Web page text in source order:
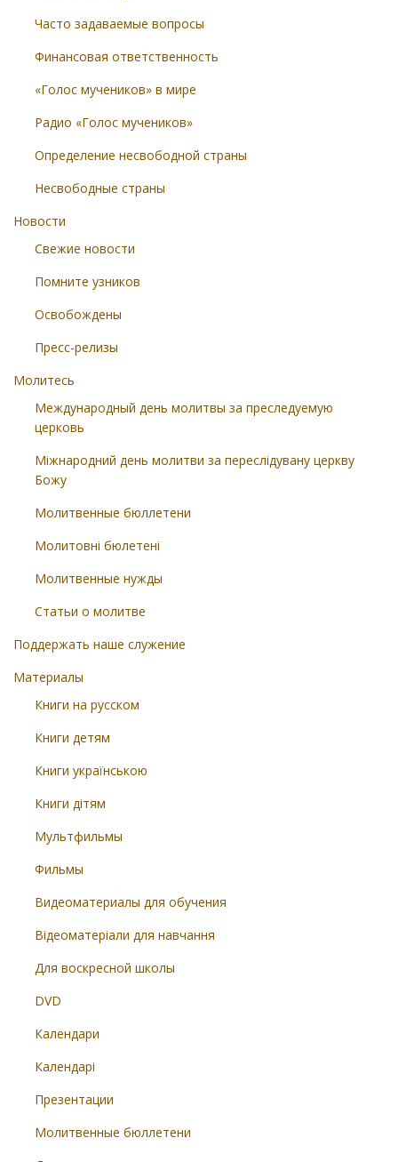
Часто задаваемые вопросы
Финансовая ответственность
«Голос мучеников» в мире
Радио «Голос мучеников»
Определение несвободной страны
Несвободные страны
Новости
Свежие новости
Помните узников
Освобождены
Пресс-релизы
Молитесь
Международный день молитвы за преследуемую
церковь
Міжнародний день молитви за переслідувану церкву
Божу
Молитвенные бюллетени
Молитовні бюлетені
Молитвенные нужды
Статьи о молитве
Поддержать наше служение
Материалы
Книги на русском
Книги детям
Книги українською
Книги дітям
Мультфильмы
Фильмы
Видеоматериалы для обучения
Відеоматеріали для навчання
Для воскресной школы
DVD
Календари
Календарі
Презентации
Молитвенные бюллетени